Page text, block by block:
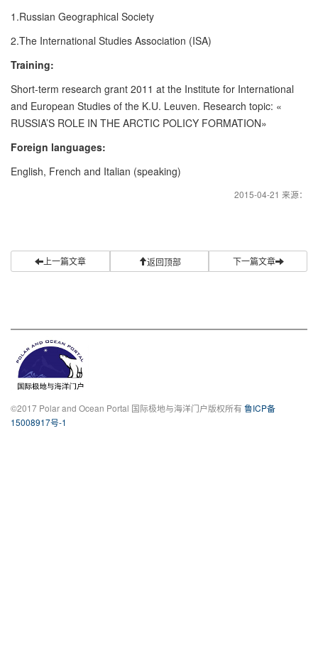
1.Russian Geographical Society
2.The International Studies Association (ISA)
Training:
Short-term research grant 2011 at the Institute for International
and European Studies of the K.U. Leuven. Research topic: «
RUSSIA’S ROLE IN THE ARCTIC POLICY FORMATION»
Foreign languages:
English, French and Italian (speaking)
2015-04-21 来源：
上一篇文章 返回顶部 下一篇文章
©2017 Polar and Ocean Portal 国际极地与海洋门户版权所有 鲁ICP备
15008917号-1